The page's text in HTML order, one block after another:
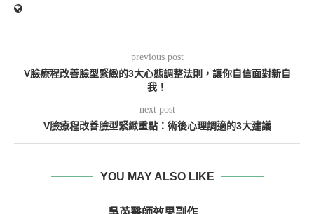
previous post
V臉療程改善臉型緊緻的3大心態調整法則，讓你自信面對新自
我！
next post
V臉療程改善臉型緊緻重點：術後心理調適的3大建議
YOU MAY ALSO LIKE